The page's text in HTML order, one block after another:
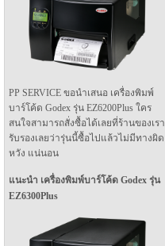
PP SERVICE ขอนำเสนอ เครื่องพิมพ์
บาร์โค้ด Godex รุ่น EZ6200Plus ใคร
สนใจสามารถสั่งซื้อได้เลยที่ร้านของเรา
รับรองเลยว่ารุ่นนี้ซื้อไปแล้วไม่มีทางผิด
หวัง แน่นอน
แนะนำ เครื่องพิมพ์บาร์โค้ด Godex รุ่น
EZ6300Plus